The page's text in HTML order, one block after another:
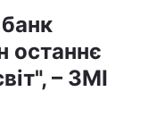
останнє
– ЗМІ